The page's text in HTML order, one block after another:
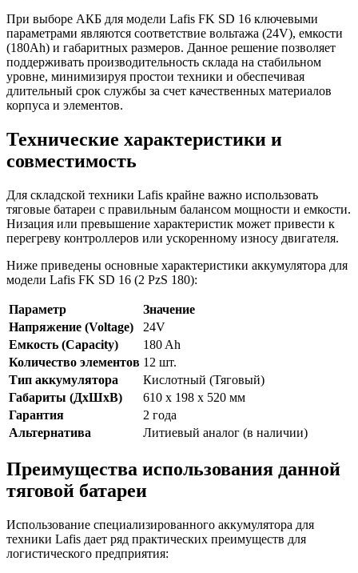
При выборе АКБ для модели Lafis FK SD 16 ключевыми
параметрами являются соответствие вольтажа (24V), емкости
(180Ah) и габаритных размеров. Данное решение позволяет
поддерживать производительность склада на стабильном
уровне, минимизируя простои техники и обеспечивая
длительный срок службы за счет качественных материалов
корпуса и элементов.
Технические характеристики и
совместимость
Для складской техники Lafis крайне важно использовать
тяговые батареи с правильным балансом мощности и емкости.
Низация или превышение характеристик может привести к
перегреву контроллеров или ускоренному износу двигателя.
Ниже приведены основные характеристики аккумулятора для
модели Lafis FK SD 16 (2 PzS 180):
Параметр
Значение
Напряжение (Voltage)
24V
Емкость (Capacity)
180 Ah
Количество элементов 12 шт.
Тип аккумулятора
Кислотный (Тяговый)
Габариты (ДхШхВ)
610 x 198 x 520 мм
Гарантия
2 года
Альтернатива
Литиевый аналог (в наличии)
Преимущества использования данной
тяговой батареи
Использование специализированного аккумулятора для
техники Lafis дает ряд практических преимуществ для
логистического предприятия: